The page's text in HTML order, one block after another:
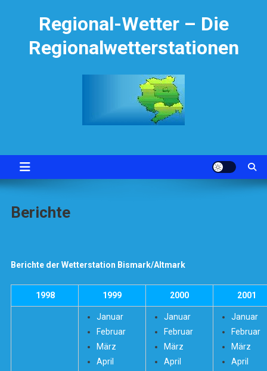
Regional-Wetter – Die
Regionalwetterstationen
Berichte
Berichte der Wetterstation Bismark/Altmark
1998 1999 2000 2001
Januar
Februar
März
April
Januar
Februar
März
April
Januar
Februar
März
April